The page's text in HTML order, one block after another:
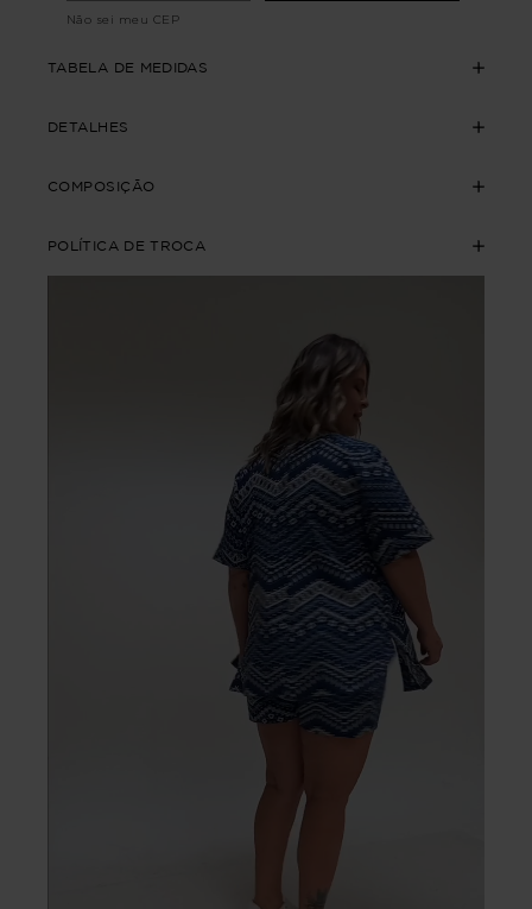
Não sei meu CEP
TABELA DE MEDIDAS
DETALHES
COMPOSIÇÃO
POLÍTICA DE TROCA